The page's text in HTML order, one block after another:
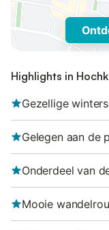
Highlights in
Gezellige
Gelegen aan de
Onderdeel van
Mooie